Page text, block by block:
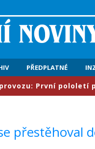
PŘEDPLATNÉ
První pololetí
přestěhoval